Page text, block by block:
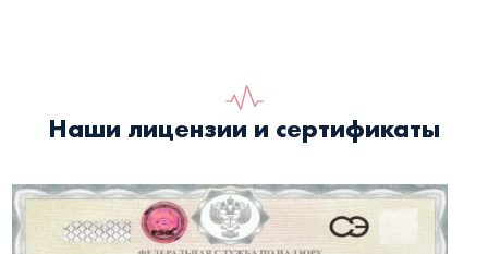
Наши лицензии и сертификаты